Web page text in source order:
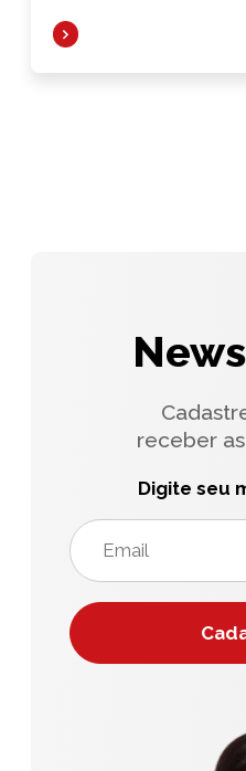
receber
Digite seu